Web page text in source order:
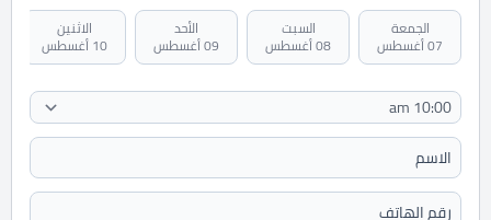
الجمعة
07 أغسطس
السبت
08 أغسطس
الأحد
09 أغسطس
الاثنين
10 أغسطس